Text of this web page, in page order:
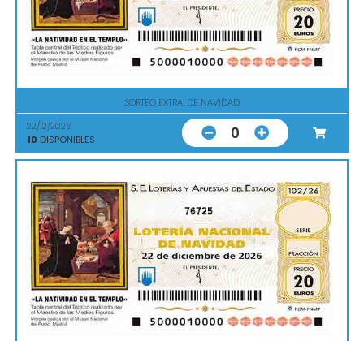
SORTEO EXTRA. DE NAVIDAD
22/12/2026
10 DISPONIBLES 0
76725